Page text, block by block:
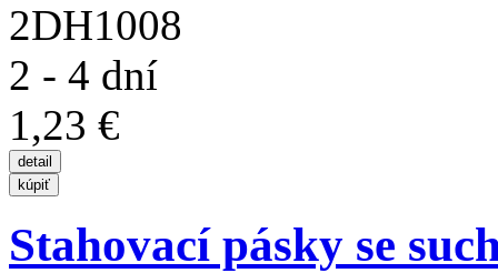
2DH1008
2 - 4 dní
1,23 €
Stahovací pásky se